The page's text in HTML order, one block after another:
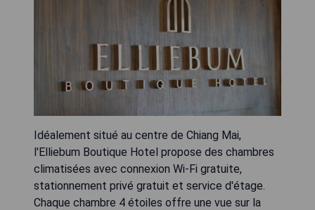
Idéalement situé au centre de Chiang Mai,
l'Elliebum Boutique Hotel propose des chambres
climatisées avec connexion Wi-Fi gratuite,
stationnement privé gratuit et service d'étage.
Chaque chambre 4 étoiles offre une vue sur la